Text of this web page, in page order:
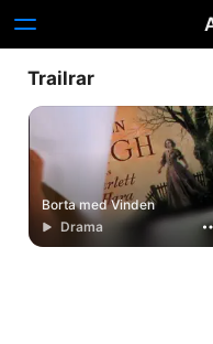
Trailrar
Borta med Vinden
Drama